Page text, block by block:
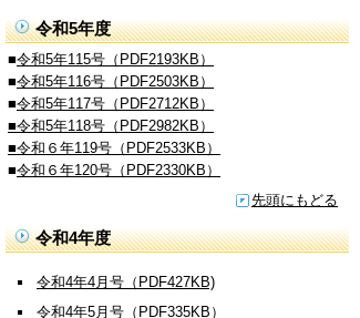
令和5年度
■令和5年115号（PDF2193KB）
■令和5年116号（PDF2503KB）
■令和5年117号（PDF2712KB）
■令和5年118号（PDF2982KB）
■令和６年119号（PDF2533KB）
■令和６年120号（PDF2330KB）
先頭にもどる
令和4年度
令和4年4月号（PDF427KB)
令和4年5月号（PDF335KB）